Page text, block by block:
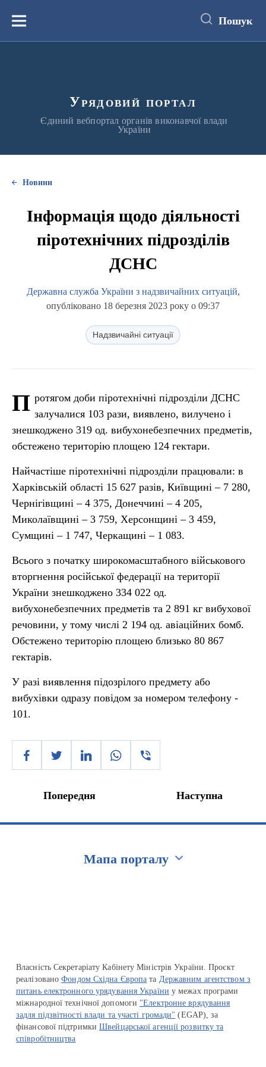
вмістуМеню Пошук
Урядовий портал
Єдиний вебпортал органів виконавчої влади
України
Новини
Інформація щодо діяльності
піротехнічних підрозділів
ДСНС
Державна служба України з надзвичайних ситуацій,
опубліковано 18 березня 2023 року о 09:37
Надзвичайні ситуації
П ротягом доби піротехнічні підрозділи ДСНС
залучалися 103 рази, виявлено, вилучено і
знешкоджено 319 од. вибухонебезпечних предметів,
обстежено територію площею 124 гектари.
Найчастіше піротехнічні підрозділи працювали: в
Харківській області 15 627 разів, Київщині – 7 280,
Чернігівщині – 4 375, Донеччині – 4 205,
Миколаївщині – 3 759, Херсонщині – 3 459,
Сумщині – 1 747, Черкащині – 1 083.
Всього з початку широкомасштабного військового
вторгнення російської федерації на території
України знешкоджено 334 022 од.
вибухонебезпечних предметів та 2 891 кг вибухової
речовини, у тому числі 2 194 од. авіаційних бомб.
Обстежено територію площею близько 80 867
гектарів.
У разі виявлення підозрілого предмету або
вибухівки одразу повідом за номером телефону -
101.
Попередня Наступна
Мапа порталу
Власність Секретаріату Кабінету Міністрів України. Проєкт
реалізованоФондом Східна Європа та Державним агентством з
питань електронного урядування України у межах програми
міжнародної технічної допомоги "Електронне врядування
задля підзвітності влади та участі громади" (EGAP), за
фінансової підтримкиШвейцарської агенції розвитку та
співробітництва